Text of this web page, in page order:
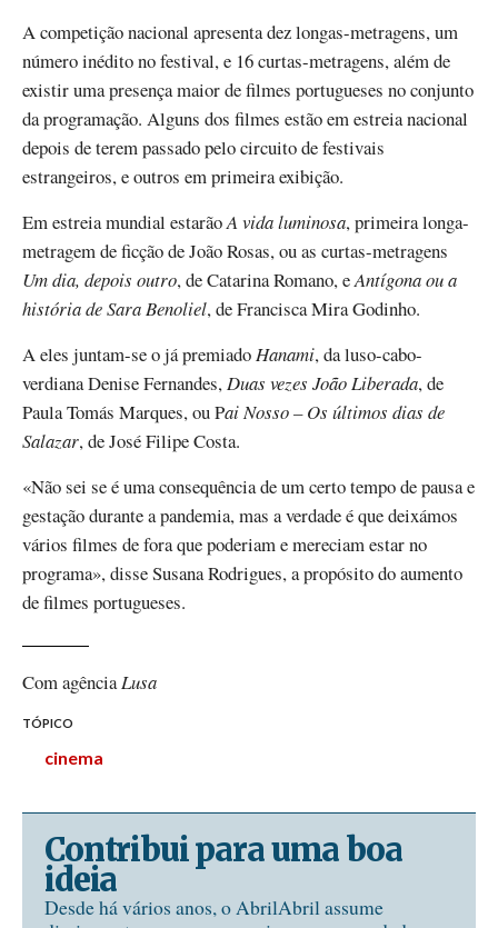
A competição nacional apresenta dez longas-metragens, um
número inédito no festival, e 16 curtas-metragens, além de
existir uma presença maior de filmes portugueses no conjunto
da programação. Alguns dos filmes estão em estreia nacional
depois de terem passado pelo circuito de festivais
estrangeiros, e outros em primeira exibição.
Em estreia mundial estarãoA vida luminosa, primeira longa-
metragem de ficção de João Rosas, ou as curtas-metragens
Um dia, depois outro, de Catarina Romano, eAntígona ou a
história de Sara Benoliel, de Francisca Mira Godinho.
A eles juntam-se o já premiadoHanami, da luso-cabo-
verdiana Denise Fernandes,Duas vezes João Liberada, de
Paula Tomás Marques, ou Pai Nosso – Os últimos dias de
Salazar, de José Filipe Costa.
«Não sei se é uma consequência de um certo tempo de pausa e
gestação durante a pandemia, mas a verdade é que deixámos
vários filmes de fora que poderiam e mereciam estar no
programa», disse Susana Rodrigues, a propósito do aumento
de filmes portugueses.
Com agênciaLusa
TÓPICO
cinema
Contribui para uma boa
ideia
Desde há vários anos, o AbrilAbril assume